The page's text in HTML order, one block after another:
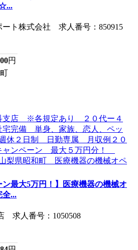
ート株式会社 求人番号：850915
円
ン最大5万円！】医療機器の機械オ
全...
求人番号：1050508